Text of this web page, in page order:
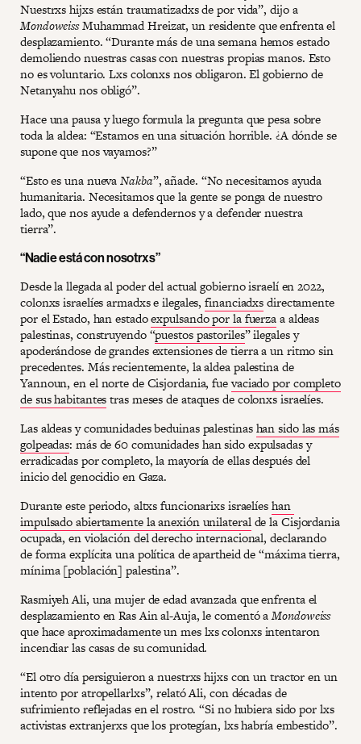
Nuestrxs hijxs están traumatizadxs de por vida”, dijo a
MondoweissMuhammad Hreizat, un residente que enfrenta el
desplazamiento. “Durante más de una semana hemos estado
demoliendo nuestras casas con nuestras propias manos. Esto
no es voluntario. Lxs colonxs nos obligaron. El gobierno de
Netanyahu nos obligó”.
Hace una pausa y luego formula la pregunta que pesa sobre
toda la aldea: “Estamos en una situación horrible. ¿A dónde se
supone que nos vayamos?”
“Esto es una nuevaNakba”, añade. “No necesitamos ayuda
humanitaria. Necesitamos que la gente se ponga de nuestro
lado, que nos ayude a defendernos y a defender nuestra
tierra”.
“Nadie está con nosotrxs”
Desde la llegada al poder del actual gobierno israelí en 2022,
colonxs israelíes armadxs e ilegales,financiadxsdirectamente
por el Estado, han estadoexpulsando por la fuerzaa aldeas
palestinas, construyendo “puestos pastoriles” ilegales y
apoderándose de grandes extensiones de tierra a un ritmo sin
precedentes. Más recientemente, la aldea palestina de
Yannoun, en el norte de Cisjordania, fuevaciado por completo
de sus habitantestras meses de ataques de colonxs israelíes.
Las aldeas y comunidades beduinas palestinashan sido las más
golpeadas: más de 60 comunidades han sido expulsadas y
erradicadas por completo, la mayoría de ellas después del
inicio del genocidio en Gaza.
Durante este periodo, altxs funcionarixs israelíeshan
impulsado abiertamente la anexión unilateralde la Cisjordania
ocupada, en violación del derecho internacional, declarando
de forma explícita una política de apartheid de “máxima tierra,
mínima [población] palestina”.
Rasmiyeh Ali, una mujer de edad avanzada que enfrenta el
desplazamiento en Ras Ain al-Auja, le comentó aMondoweiss
que hace aproximadamente un mes lxs colonxs intentaron
incendiar las casas de su comunidad.
“El otro día persiguieron a nuestrxs hijxs con un tractor en un
intento por atropellarlxs”, relató Ali, con décadas de
sufrimiento reflejadas en el rostro. “Si no hubiera sido por lxs
activistas extranjerxs que los protegían, lxs habría embestido”.